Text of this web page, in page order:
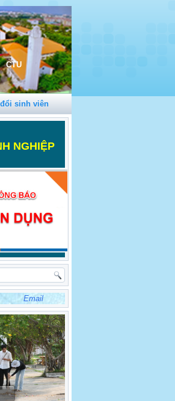
CTU
sinh viên
NGHIỆP
Email